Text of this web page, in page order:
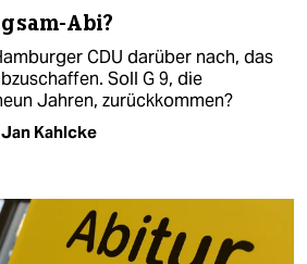
Abi?
CDU darüber nach, das
Soll G 9, die
Jahren, zurückkommen?
Jan Kahlcke